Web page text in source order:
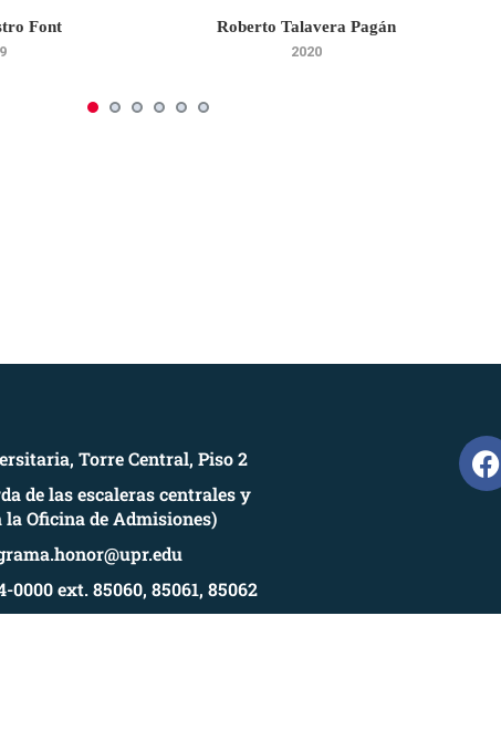
Font Roberto Talavera Pagán
2020
Torre Central, Piso 2
de las escaleras centrales y
la Oficina de Admisiones)
0000 ext. 85060, 85061, 85062